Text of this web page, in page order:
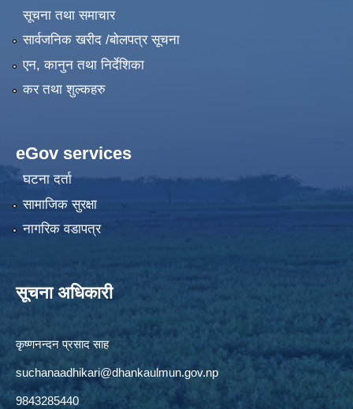
सूचना तथा समाचार
सार्वजनिक खरीद /बोलपत्र सूचना
एन, कानुन तथा निर्देशिका
कर तथा शुल्कहरु
eGov services
घटना दर्ता
सामाजिक सुरक्षा
नागरिक वडापत्र
सूचना अधिकारी
कृष्णनन्दन प्रसाद साह
suchanaadhikari@dhankaulmun.gov.np
9843285440